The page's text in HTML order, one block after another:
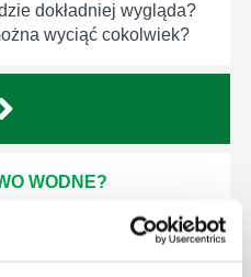
dokładniej wygląda?
wyciąć cokolwiek?
WODNE?
prawo w
czym dokładniej ono